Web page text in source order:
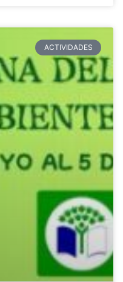
ACTIVIDADES